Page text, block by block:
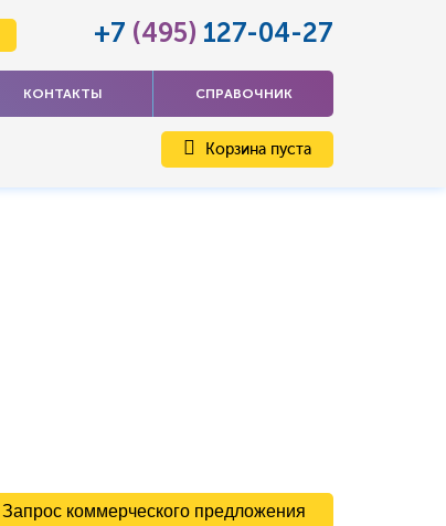
+7 (495) 127-04-27
КОНТАКТЫ СПРАВОЧНИК
Корзина пуста
Запрос коммерческого предложения